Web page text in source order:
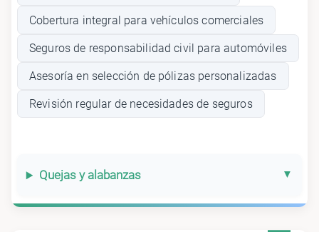
Cobertura integral para vehículos comerciales
Seguros de responsabilidad civil para automóviles
Asesoría en selección de pólizas personalizadas
Revisión regular de necesidades de seguros
Quejas y alabanzas